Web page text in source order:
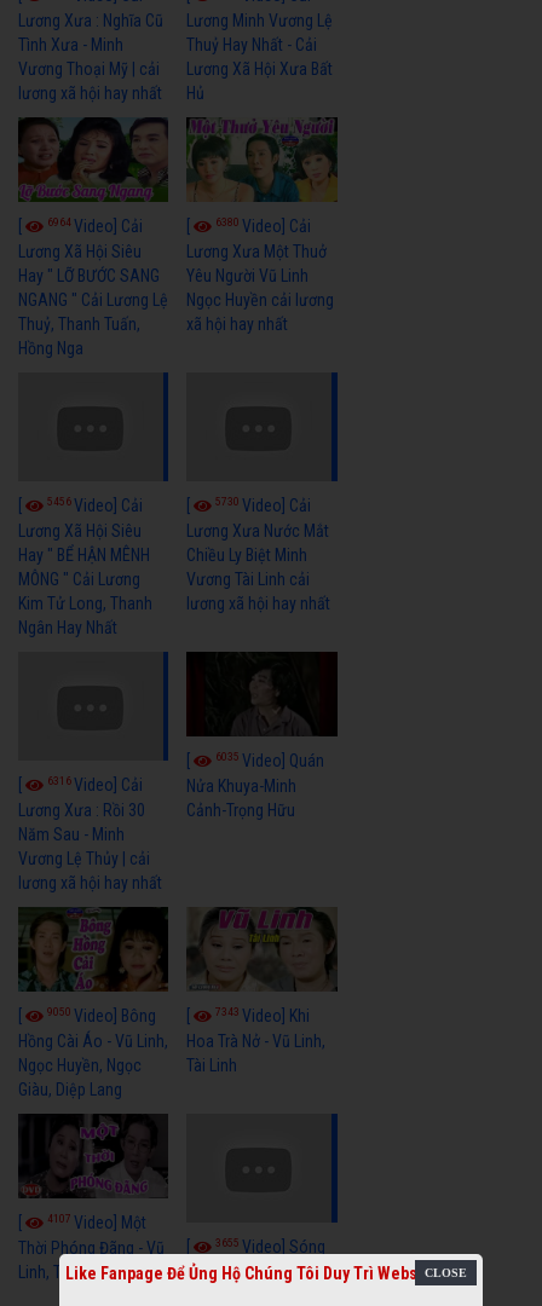
Lương Xưa : Nghĩa Cũ
Tình Xưa - Minh
Vương Thoại Mỹ | cải
lương xã hội hay nhất
Lương Minh Vương Lệ
Thuỷ Hay Nhất - Cải
Lương Xã Hội Xưa Bất
Hủ
6964Video] Cải
Lương Xã Hội Siêu
Hay " LỠ BƯỚC SANG
NGANG " Cải Lương Lệ
Thuỷ, Thanh Tuấn,
Hồng Nga
6380Video] Cải
Lương Xưa Một Thuở
Yêu Người Vũ Linh
Ngọc Huyền cải lương
xã hội hay nhất
5456Video] Cải
Lương Xã Hội Siêu
Hay " BỂ HẬN MÊNH
MÔNG " Cải Lương
Kim Tử Long, Thanh
Ngân Hay Nhất
5730Video] Cải
Lương Xưa Nước Mắt
Chiều Ly Biệt Minh
Vương Tài Linh cải
lương xã hội hay nhất
6316Video] Cải
Lương Xưa : Rồi 30
Năm Sau - Minh
Vương Lệ Thủy | cải
lương xã hội hay nhất
6035Video] Quán
Nửa Khuya-Minh
Cảnh-Trọng Hữu
9050 Video] Bông
Hồng Cài Áo - Vũ Linh,
Ngọc Huyền, Ngọc
Giàu, Diệp Lang
7343Video] Khi
Hoa Trà Nở - Vũ Linh,
Tài Linh
4107 Video] Một
Thời Phóng Đãng - Vũ
Linh, Tài Linh, Chí Linh
3655Video] Sóng
Gió Làng Chài - Vũ
Like Fanpage Để Ủng Hộ Chúng Tôi Duy Trì Website